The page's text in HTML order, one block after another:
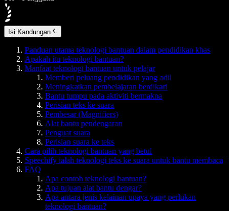
Isi Kandungan
Panduan utama teknologi bantuan dalam pendidikan khas
Apakah itu teknologi bantuan?
Manfaat teknologi bantuan untuk pelajar
Memberi peluang pendidikan yang adil
Meningkatkan pembelajaran berdikari
Bantu tumpu pada aktiviti bermakna
Perisian teks ke suara
Pembesar (Magnifiers)
Alat bantu pendengaran
Penguat suara
Perisian suara ke teks
Cara pilih teknologi bantuan yang betul
Speechify ialah teknologi teks ke suara untuk bantu membaca
FAQ
Apa contoh teknologi bantuan?
Apa tujuan alat bantu dengar?
Apa antara jenis kelainan upaya yang perlukan
teknologi bantuan?